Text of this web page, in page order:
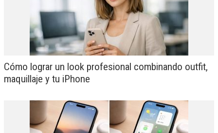
Cómo lograr un look profesional combinando outfit,
maquillaje y tu iPhone